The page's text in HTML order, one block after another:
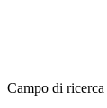
Campo di